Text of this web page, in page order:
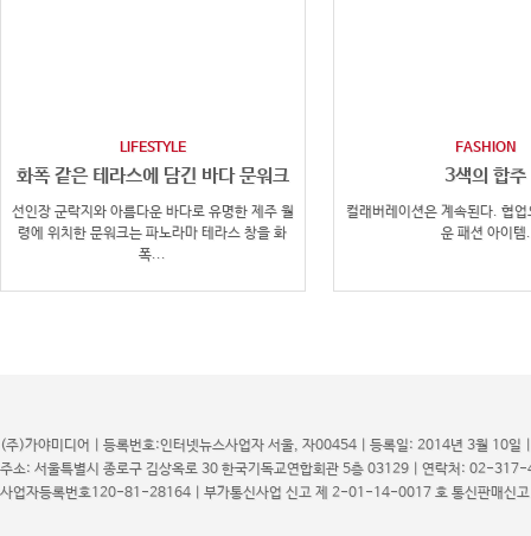
LIFESTYLE
화폭 같은 테라스에 담긴 바다 문워크
선인장 군락지와 아름다운 바다로 유명한 제주 월
령에 위치한 문워크는 파노라마 테라스 창을 화
폭...
FASHION
3색의 합주
컬래버레이션은 계속된다. 협
운 패션 아이템.
(주)가야미디어 | 등록번호:인터넷뉴스사업자 서울, 자00454 | 등록일: 2014년 3월 10일
주소: 서울특별시 종로구 김상옥로 30 한국기독교연합회관 5층 03129 | 연락처: 02-
사업자등록번호120-81-28164 | 부가통신사업 신고 제 2-01-14-0017 호 통신판매신